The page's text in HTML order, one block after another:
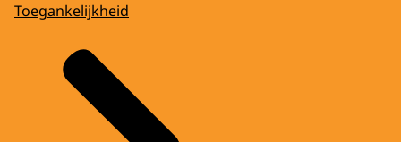
Toegankelijkheid